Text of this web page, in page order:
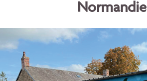
Normandie